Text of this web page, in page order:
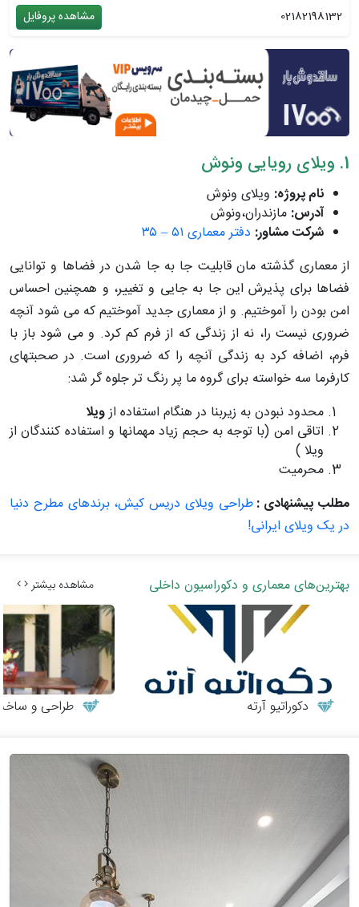
02182198132
مشاهده پروفایل
1. ویلای رویایی ونوش
نام پروژه: ویلای ونوش
آدرس: مازندران،ونوش
شرکت مشاور: دفتر معماری ۵۱ – ۳۵
از معماری گذشته مان قابلیت جا به جا شدن در فضاها و توانایی
فضاها برای پذیرش این جا به جایی و تغییر، و همچنین احساس
امن بودن را آموختیم. و از معماری جدید آموختیم که می شود آنچه
ضروری نیست را، نه از زندگی که از فرم کم کرد. و می شود باز با
فرم، اضافه کرد به زندگی آنچه را که ضروری است. در صحبتهای
کارفرما سه خواسته برای گروه ما پر رنگ تر جلوه گر شد:
محدود نبودن به زیربنا در هنگام استفاده ازویلا
اتاقی امن (با توجه به حجم زیاد مهمانها و استفاده کنندگان از
ویلا )
محرمیت
مطلب پیشنهادی :طراحی ویلای دریس کیش، برندهای مطرح دنیا
در یک ویلای ایرانی!
بهترین‌های معماری و دکوراسیون داخلی مشاهده بیشتر
دکوراتیو آرته طراحی و ساخت